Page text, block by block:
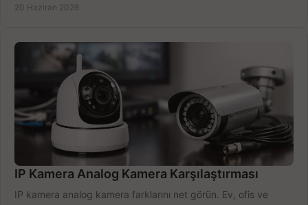
20 Haziran 2026
IP Kamera Analog Kamera Karşılaştırması
IP kamera analog kamera farklarını net görün. Ev, ofis ve